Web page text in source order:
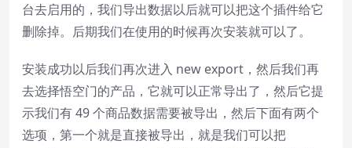
台去启用的，我们导出数据以后就可以把这个插件给它
删除掉。后期我们在使用的时候再次安装就可以了。
安装成功以后我们再次进入 new export，然后我们再
去选择悟空门的产品，它就可以正常导出了，然后它提
示我们有 49 个商品数据需要被导出，然后下面有两个
选项，第一个就是直接被导出，就是我们可以把